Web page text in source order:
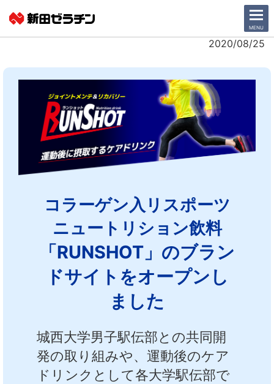
CLOSE
MENU
2020/08/25
コラーゲン入リスポーツ
ニュートリション飲料
「RUNSHOT」のブラン
ドサイトをオープンし
ました
城西大学男子駅伝部との共同開
発の取り組みや、運動後のケア
ドリンクとして各大学駅伝部で
ニュース一覧
サステナビリティ
事業紹介
採用情報
日本語 English
中文 アクセス